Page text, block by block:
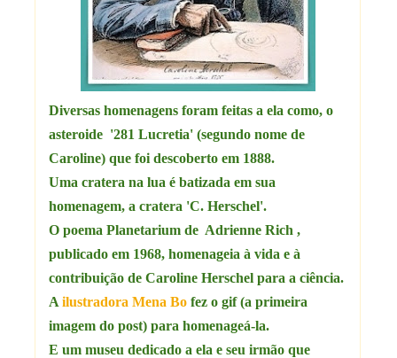
Diversas homenagens foram feitas a ela como, o
asteroide '281 Lucretia' (segundo nome de
Caroline) que foi descoberto em 1888.
Uma cratera na lua é batizada em sua
homenagem, a cratera 'C. Herschel'.
O poema Planetarium de Adrienne Rich ,
publicado em 1968, homenageia à vida e à
contribuição de Caroline Herschel para a ciência.
A ilustradora Mena Bo fez o gif (a primeira
imagem do post) para homenageá-la.
E um museu dedicado a ela e seu irmão que